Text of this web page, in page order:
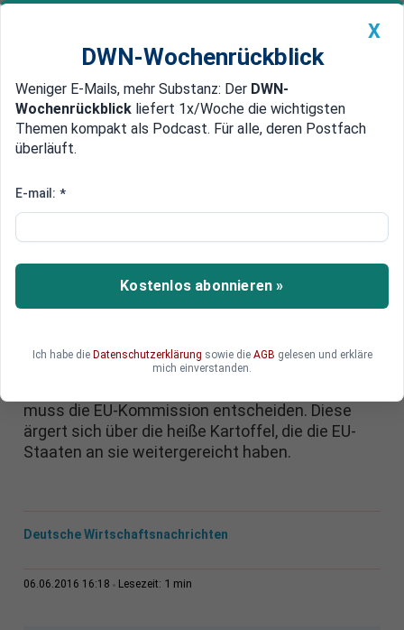
Newsticker MEIN DWN: Geldanlage Premium
Edelmetalle DWN-Magazin China
EU-Kommission wird entscheiden
EU-Staaten ohne Haltung:
Einigung über Glyphosat
gescheitert
Die EU-Staaten haben sich am Montag nicht über
einigen können. In letzter Minute ist Frankreich
von seiner harten Haltung abgewichen und hat
muss die EU-Kommission entscheiden. Diese
ärgert sich über die heiße Kartoffel, die die EU-
Staaten an sie weitergereicht haben.
Deutsche Wirtschaftsnachrichten
06.06.2016 16:18 Lesezeit: 1 min
X
DWN-Wochenrückblick
Weniger E-Mails, mehr Substanz: Der DWN-
Wochenrückblick liefert 1x/Woche die wichtigsten
Themen kompakt als Podcast. Für alle, deren Postfach
überläuft.
E-mail: *
Kostenlos abonnieren »
Ich habe die Datenschutzerklärung sowie die AGB gelesen und erkläre
mich einverstanden.